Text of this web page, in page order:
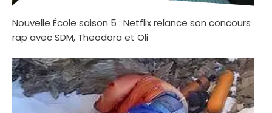
Nouvelle École saison 5 : Netflix relance son concours
rap avec SDM, Theodora et Oli